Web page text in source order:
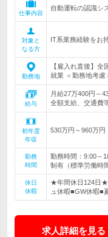
仕事内容
自動運転の認識シ
対象と
なる方
IT系業務経験をお
勤務地
【雇入れ直後】
就業 ＜勤務地考慮
給与
月給27万400円～
全額支給、交通費
初年度
年収
530万円～960万円
勤務
時間
勤務時間：9:00～
制有（標準労働時
休日
休暇
★年間休日124日
ュ休暇■GW休暇■
求人詳細を見る